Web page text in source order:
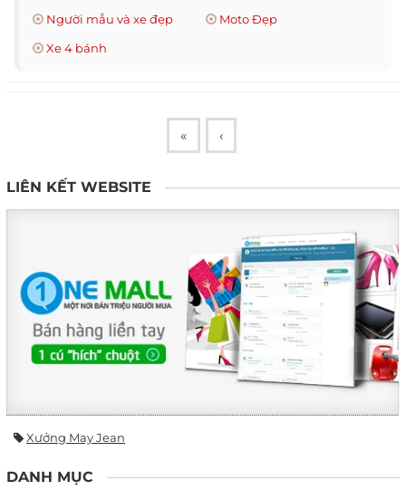
Người mẫu và xe đẹp
Moto Đẹp
Xe 4 bánh
« ‹
LIÊN KẾT WEBSITE
Xưởng May Jean
DANH MỤC